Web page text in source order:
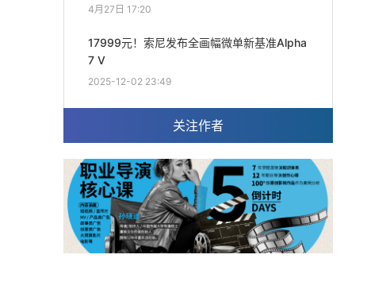
4月27日 17:20
17999元！索尼发布全画幅微单新基准Alpha
7 V
2025-12-02 23:49
关注作者